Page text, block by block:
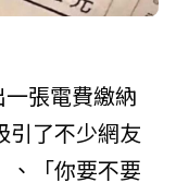
張電費繳納
引了不少網友
、「你要不要